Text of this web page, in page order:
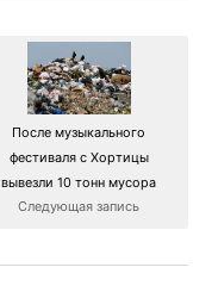
После музыкального
фестиваля с Хортицы
вывезли 10 тонн мусора
Следующая запись